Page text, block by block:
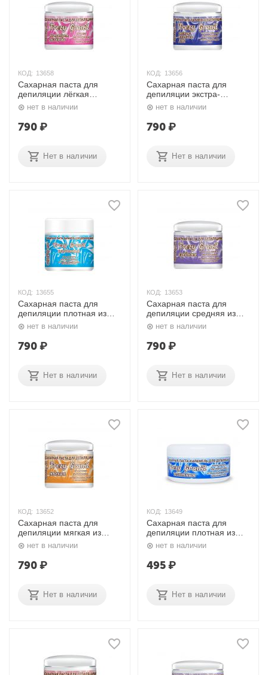
КОД: 13658
Сахарная паста для
депиляции лёгкая
(плотная) с медом и
глиной 750 мл. Frezy
Gran'd
нет в наличии
790₽
Нет в наличии
КОД: 13656
Сахарная паста для
депиляции экстра-
плотная мужская и для
жестких волос 750 мл.
Frezy Gran'd
нет в наличии
790₽
Нет в наличии
КОД: 13655
Сахарная паста для
депиляции плотная из
тростникового сахара с
ванильными сливками
750 мл. Frezy Gran'd
нет в наличии
790₽
Нет в наличии
КОД: 13653
Сахарная паста для
депиляции средняя из
тростникового сахара с
кокосовым маслом 750
мл. Frezy Gran'd
нет в наличии
790₽
Нет в наличии
КОД: 13652
Сахарная паста для
депиляции мягкая из
тростникового сахара с
маслом авокадо 750 мл.
Frezy Gran'd
нет в наличии
790₽
Нет в наличии
КОД: 13649
Сахарная паста для
депиляции плотная из
тростникового сахара с
ванильными сливками
400 мл. Frezy Gran'd
нет в наличии
495₽
Нет в наличии